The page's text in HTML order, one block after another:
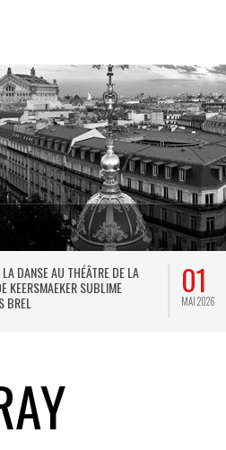
DANSE AU THÉÂTRE DE LA
KEERSMAEKER SUBLIME
BREL
01
MAI 2026